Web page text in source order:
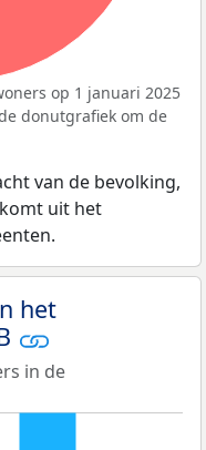
op 1 januari 2025
donutgrafiek om de
van de bevolking,
uit het
het
in de